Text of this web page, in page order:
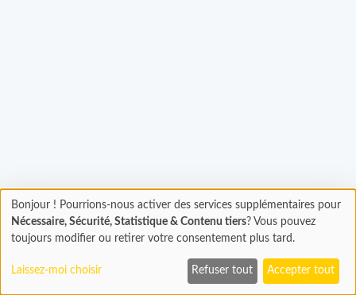
Chargement
En cours...
Bonjour ! Pourrions-nous activer des services supplémentaires pour
Nécessaire, Sécurité, Statistique & Contenu tiers? Vous pouvez
toujours modifier ou retirer votre consentement plus tard.
Laissez-moi choisir Refuser tout Accepter tout